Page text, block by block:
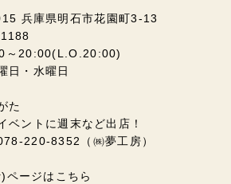
兵庫県明石市花園町3-13
20:00(L.O.20:00)
日・水曜日
た
ベントに週末など出店！
220-8352（㈱夢工房）
ージはこちら